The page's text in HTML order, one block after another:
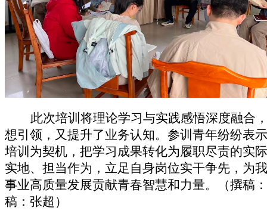
此次培训将理论学习与实践感悟深度融合
想引领，又提升了业务认知。参训青年纷纷表
培训为契机，把学习成果转化为履职尽责的实
实地、担当作为，立足自身岗位实干争先，为
事业高质量发展贡献青春智慧和力量。（撰稿
稿：张超）